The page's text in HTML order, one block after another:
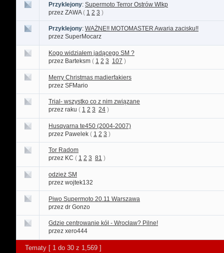
Przyklejony: Supermoto Terror Ostrów Wlkp
przez ZAWA ( 1 2 3 )
Przyklejony: WAŻNE!! MOTOMASTER Awaria zacisku!!
przez SuperMocarz
Kogo widziałem jadącego SM ?
przez Barteksm ( 1 2 3 107 )
Merry Christmas madierfakiers
przez SFMario
Trial- wszystko co z nim związane
przez raku ( 1 2 3 24 )
Husqvarna te450 (2004-2007)
przez Pawelek ( 1 2 3 )
Tor Radom
przez KC ( 1 2 3 81 )
odzież SM
przez wojtek132
Piwo Supermoto 20.11 Warszawa
przez dr Gonzo
Gdzie centrowanie kół - Wrocław? Pilne!
przez xero444
Tematy [ 1 do 30 z 1,569 ]